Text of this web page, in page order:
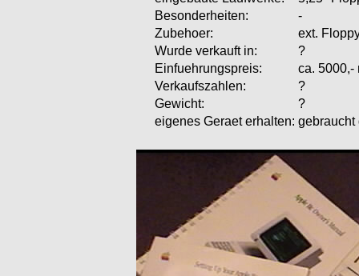
Besonderheiten:
-
Zubehoer:
ext.
Wurde verkauft in:
?
Einfuehrungspreis:
ca. 5000,-
Verkaufszahlen:
?
Gewicht:
?
eigenes Geraet erhalten: gebraucht